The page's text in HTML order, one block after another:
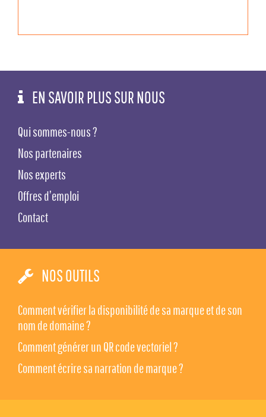
EN SAVOIR PLUS SUR NOUS
Qui sommes-nous ?
Nos partenaires
Nos experts
Offres d’emploi
Contact
NOS OUTILS
Comment vérifier la disponibilité de sa marque et de son
nom de domaine ?
Comment générer un QR code vectoriel ?
Comment écrire sa narration de marque ?